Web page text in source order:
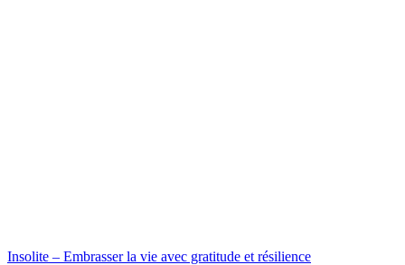
Insolite – Embrasser la vie avec gratitude et résilience